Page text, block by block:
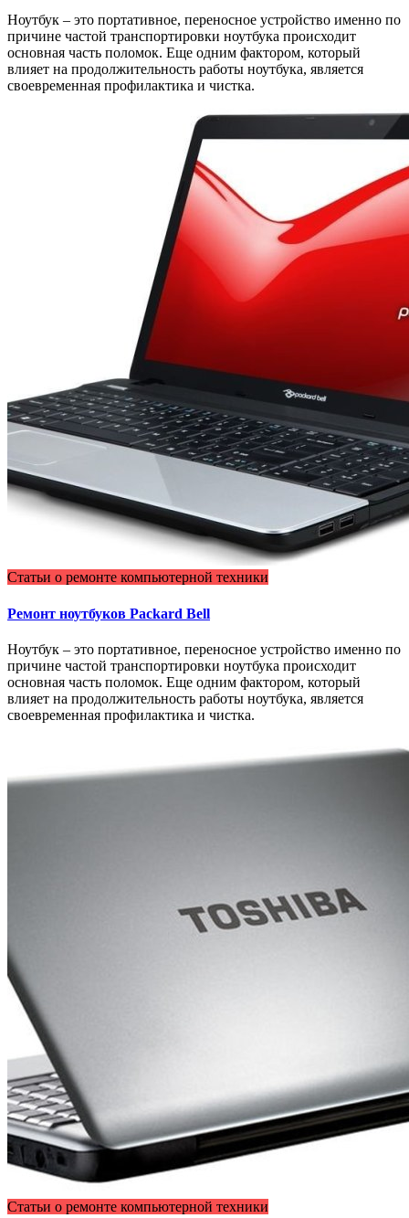
Ноутбук – это портативное, переносное устройство именно по
причине частой транспортировки ноутбука происходит
основная часть поломок. Еще одним фактором, который
влияет на продолжительность работы ноутбука, является
своевременная профилактика и чистка.
Статьи о ремонте компьютерной техники
Ремонт ноутбуков Packard Bell
Ноутбук – это портативное, переносное устройство именно по
причине частой транспортировки ноутбука происходит
основная часть поломок. Еще одним фактором, который
влияет на продолжительность работы ноутбука, является
своевременная профилактика и чистка.
Статьи о ремонте компьютерной техники